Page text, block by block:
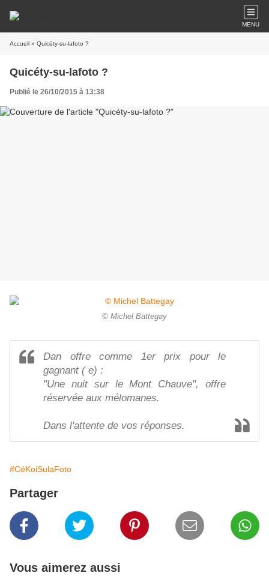
MENU
Accueil » Quicéty-su-lafoto ?
Quicéty-su-lafoto ?
Publié le 26/10/2015 à 13:38
© Michel Battegay
Dan offre comme 1er prix pour le
gagnant ( e) :
"Une nuit sur le Mont Chauve", offre
réservée aux mélomanes.
Dans l'attente de vos réponses.
#CéKoiSulaFoto
Partager
Vous aimerez aussi